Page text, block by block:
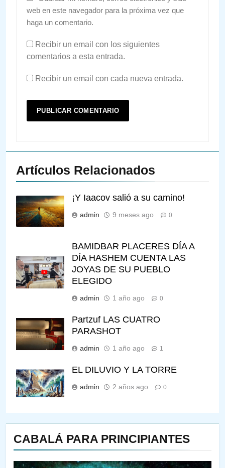
CABALÁ PARA PRINCIPIANTES
web en este navegador para la próxima vez que
haga un comentario.
Recibir un email con los siguientes
comentarios a esta entrada.
Recibir un email con cada nueva entrada.
Artículos Relacionados
¡Y Iaacov salió a su camino!
admin 9 meses ago 0
BAMIDBAR PLACERES DÍA A
DÍA HASHEM CUENTA LAS
JOYAS DE SU PUEBLO
ELEGIDO
admin 1 año ago 0
Partzuf LAS CUATRO
PARASHOT
admin 1 año ago 1
EL DILUVIO Y LA TORRE
admin 2 años ago 0